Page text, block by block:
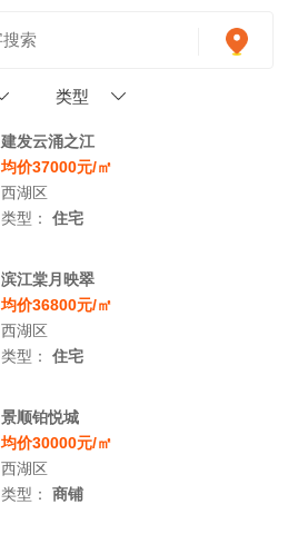
类型
建发云涌之江
均价37000元/㎡
西湖区
类型：住宅
滨江棠月映翠
均价36800元/㎡
西湖区
类型：住宅
景顺铂悦城
均价30000元/㎡
西湖区
类型：商铺